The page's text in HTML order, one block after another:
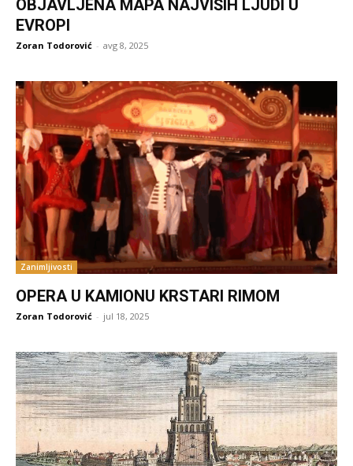
OBJAVLJENA MAPA NAJVIŠIH LJUDI U
EVROPI
Zoran Todorović - avg 8, 2025
Zanimljivosti
OPERA U KAMIONU KRSTARI RIMOM
Zoran Todorović - jul 18, 2025